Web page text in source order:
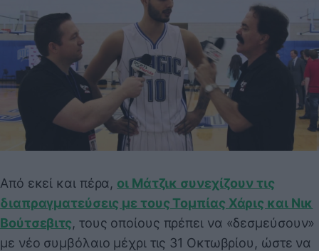
Από εκεί και πέρα, οι Μάτζικ συνεχίζουν τις
διαπραγματεύσεις με τους Τομπίας Χάρις και Νικ
Βούτσεβιτς, τους οποίους πρέπει να «δεσμεύσουν»
με νέο συμβόλαιο μέχρι τις 31 Οκτωβρίου, ώστε να